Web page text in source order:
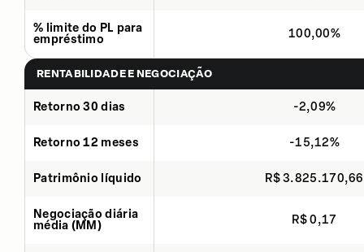
% limite do PL para
empréstimo
100,00%
RENTABILIDADE E NEGOCIAÇÃO
Retorno 30 dias -2,09%
Retorno 12 meses -15,12%
Patrimônio líquido R$ 3.825.170,66
Negociação diária
média (MM)
R$ 0,17